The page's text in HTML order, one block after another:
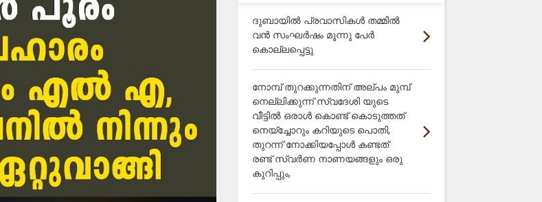
ദുബായിൽ പ്രവാസികൾ തമ്മിൽ
വൻ സംഘർഷം മൂന്നു പേർ
കൊല്ലപ്പെട്ടു
നോമ്പ് തുറക്കുന്നതിന് അല്പം മുമ്പ്
നെല്ലിക്കുന്ന് സ്വദേശി യുടെ
വീട്ടിൽ ഒരാൾ കൊണ്ട് കൊടുത്തത്
നെയ്ച്ചോറും കറിയുടെ പൊതി,
തുറന്ന് നോക്കിയപ്പോൾ കണ്ടത്
രണ്ട് സ്വർണ നാണയങ്ങളും ഒരു
കുറിപ്പും,